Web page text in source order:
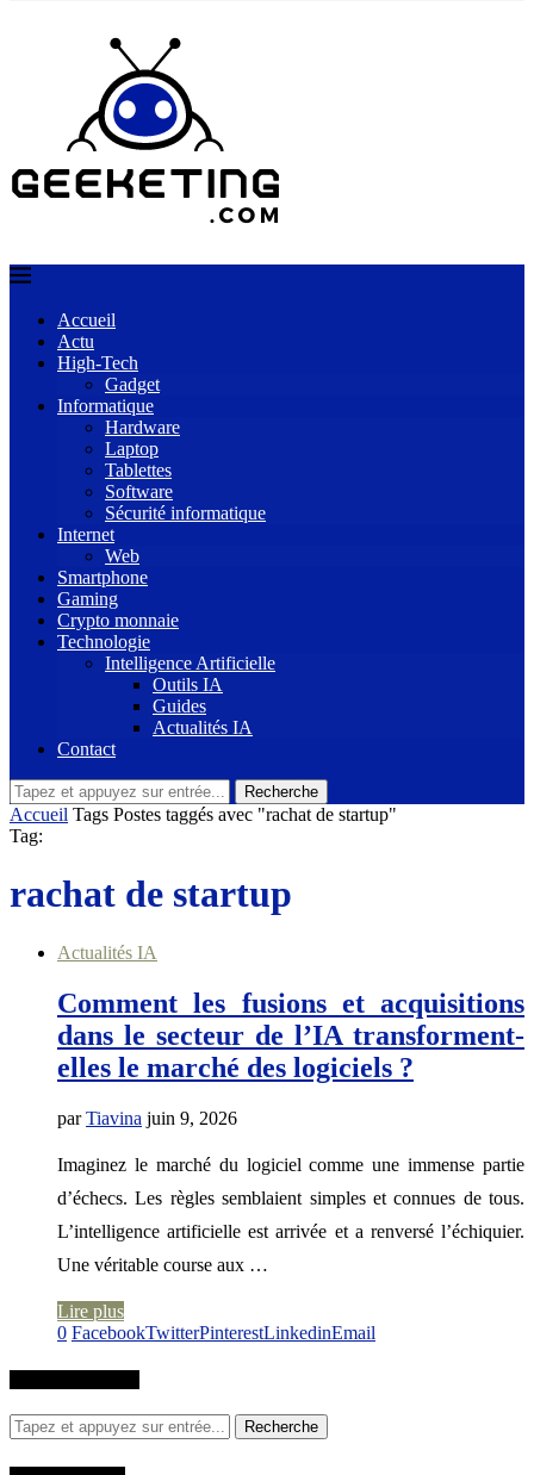
Accueil
Actu
High-Tech
Gadget
Informatique
Hardware
Laptop
Tablettes
Software
Sécurité informatique
Internet
Web
Smartphone
Gaming
Crypto monnaie
Technologie
Intelligence Artificielle
Outils IA
Guides
Actualités IA
Contact
Recherche
Accueil Tags Postes taggés avec "rachat de startup"
Tag:
rachat de startup
Actualités IA
Comment les fusions et acquisitions
dans le secteur de l’IA transforment-
elles le marché des logiciels ?
parTiavina juin 9, 2026
Imaginez le marché du logiciel comme une immense partie
d’échecs. Les règles semblaient simples et connues de tous.
L’intelligence artificielle est arrivée et a renversé l’échiquier.
Une véritable course aux …
Lire plus
0 FacebookTwitterPinterestLinkedinEmail